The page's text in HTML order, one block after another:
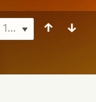
↑ ↓